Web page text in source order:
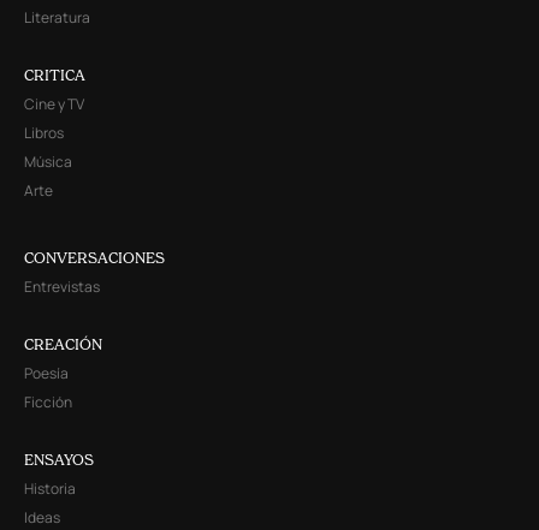
Literatura
CRITICA
Cine y TV
Libros
Música
Arte
CONVERSACIONES
Entrevistas
CREACIÓN
Poesía
Ficción
ENSAYOS
Historia
Ideas